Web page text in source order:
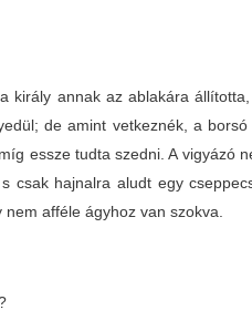
király annak az ablakára
de amint vetkeznék, a
essze tudta szedni. A vigyázó
hajnalra aludt egy
afféle ágyhoz van szokva.